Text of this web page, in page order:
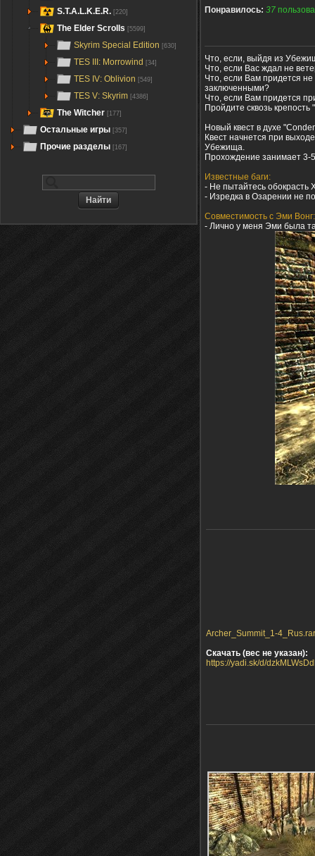
S.T.A.L.K.E.R. [220]
The Elder Scrolls [5599]
Skyrim Special Edition [630]
TES III: Morrowind [34]
TES IV: Oblivion [549]
TES V: Skyrim [4386]
The Witcher [177]
Остальные игры [357]
Прочие разделы [167]
Понравилось: 37
Что, если, выйдя из
Что, если Вас ждал не
Что, если Вам придется не
заключенными?
Что, если Вам придется
Пройдите сквозь
Новый квест в духе
Квест начнется при
Убежища.
Прохождение занимает 3-
Известные баги:
- Не пытайтесь обокрасть
- Изредка в Озарении не
Совместимость с Эми Вонг:
- Лично у меня Эми была
Archer_Summit_1-
Скачать (вес не указан):
https://yadi.sk/d/